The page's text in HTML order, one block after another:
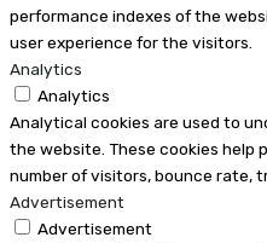
performance indexes of the
user experience for the visitors.
Analytics
Analytics
Analytical cookies are used to
the website. These cookies help
number of visitors, bounce rate,
Advertisement
Advertisement